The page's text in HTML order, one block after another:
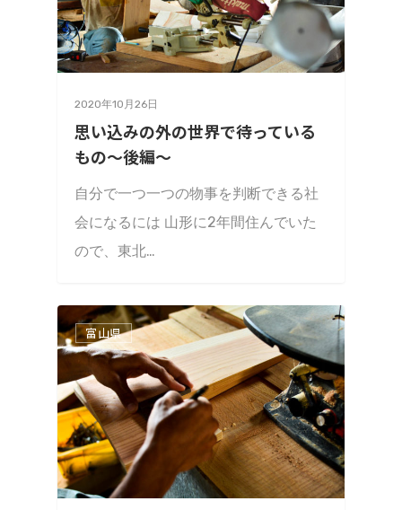
2020年10月26日
思い込みの外の世界で待っている
もの〜後編〜
自分で一つ一つの物事を判断できる社
会になるには 山形に2年間住んでいた
ので、東北…
富山県